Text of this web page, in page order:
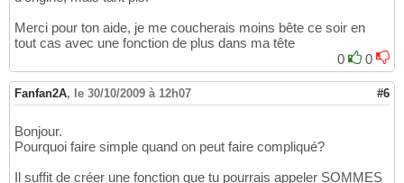
Merci pour ton aide, je me coucherais moins bête ce soir en
tout cas avec une fonction de plus dans ma tête
0
0
Fanfan2A, le 30/10/2009 à 12h07 #6
Bonjour.
Pourquoi faire simple quand on peut faire compliqué?
Il suffit de créer une fonction que tu pourrais appeler SOMMES